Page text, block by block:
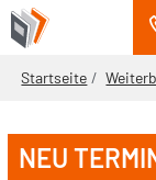
Startseite
NEU